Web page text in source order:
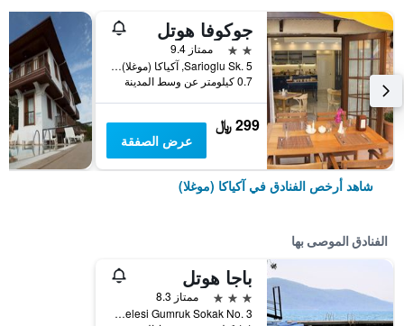
جوكوفا هوتل
2 نجمتين
ممتاز 9.4
Sarioglu Sk. 5, آكياكا (موغلا), تركيا
0.7 كيلومتر عن وسط المدينة
299 ﷼
عرض الصفقة
شاهد أرخص الفنادق في آكياكا (موغلا)
الفنادق الموصى بها
باجا هوتل
3 نجوم
ممتاز 8.3
Maden Iskelesi Gumruk Sokak No. 3, آكياكا (موغلا), تركيا